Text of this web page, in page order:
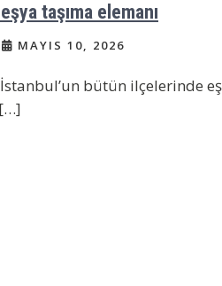
taşıma elemanı
MAYIS 10, 2026
bütün ilçelerinde